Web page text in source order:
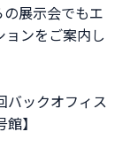
展示会でもエ
ンをご案内し
ックオフィス
】